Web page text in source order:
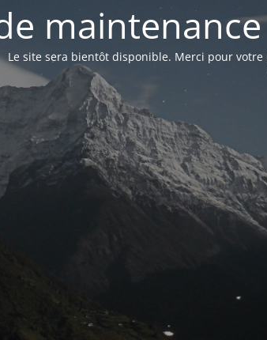
Le site sera bientôt disponible. Merci pour votre